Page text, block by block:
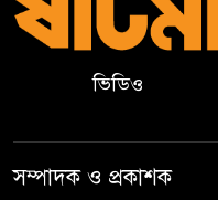
ভিডিও
সম্পাদক ও প্রকাশক